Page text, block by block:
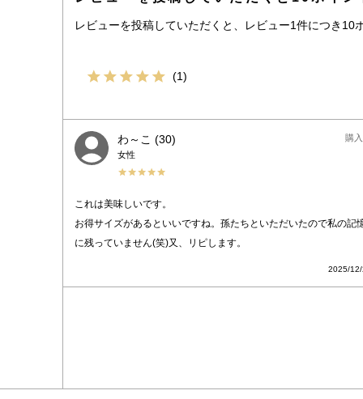
レビューを投稿していただくと、レビュー1件につき10
1
わ～こ 30
購
女性
2025/
これは美味しいです。
お得サイズがあるといいですね。孫たちといただいたので私の記
に残っていません(笑)又、リピします。